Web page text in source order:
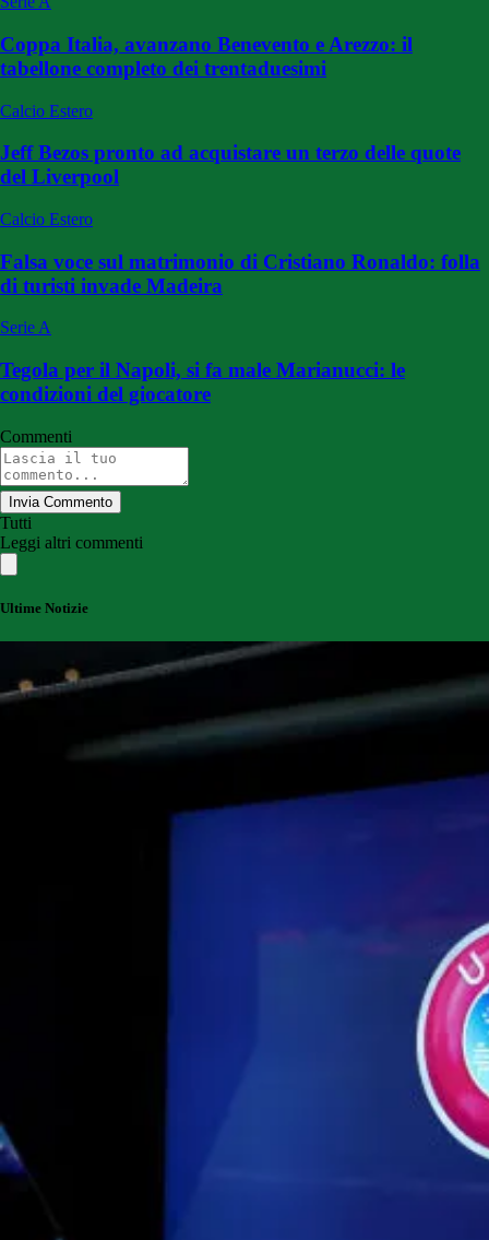
Coppa Italia, avanzano Benevento e Arezzo: il
tabellone completo dei trentaduesimi
Calcio Estero
Jeff Bezos pronto ad acquistare un terzo delle quote
del Liverpool
Calcio Estero
Falsa voce sul matrimonio di Cristiano Ronaldo: folla
di turisti invade Madeira
Serie A
Tegola per il Napoli, si fa male Marianucci: le
condizioni del giocatore
Commenti
Invia Commento
Tutti
Leggi altri commenti
Ultime Notizie